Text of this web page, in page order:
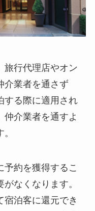
旅行代理店やオン
介業者を通さず
する際に適用され
仲介業者を通すよ
。
予約を獲得するこ
なくなります。
宿泊客に還元でき